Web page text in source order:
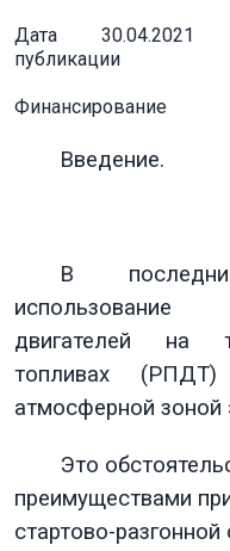
Дата
публикации
30.04.2021
Финансирование
Введение.
В
использование
двигателей на
топливах
атмосферной зоной
Это
преимуществами
стартово-